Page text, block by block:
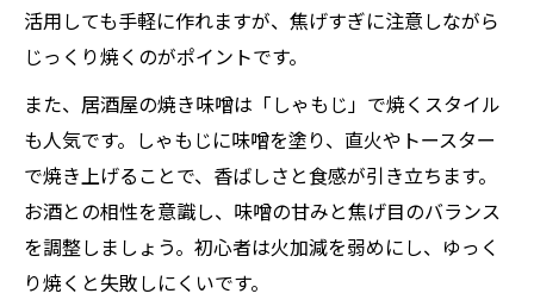
活用しても手軽に作れますが、焦げすぎに注意しながら
じっくり焼くのがポイントです。
また、居酒屋の焼き味噌は「しゃもじ」で焼くスタイル
も人気です。しゃもじに味噌を塗り、直火やトースター
で焼き上げることで、香ばしさと食感が引き立ちます。
お酒との相性を意識し、味噌の甘みと焦げ目のバランス
を調整しましょう。初心者は火加減を弱めにし、ゆっく
り焼くと失敗しにくいです。